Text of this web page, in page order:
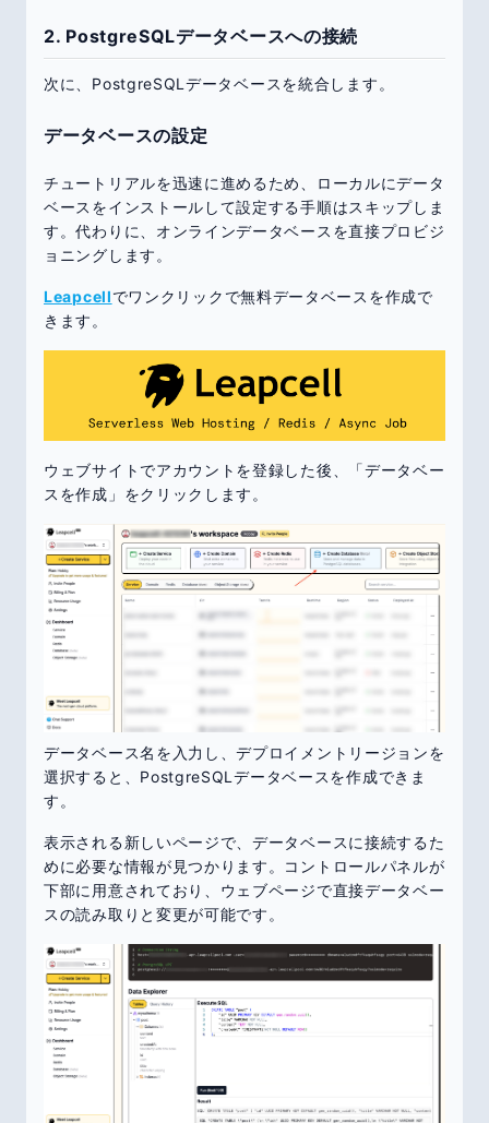
2. PostgreSQLデータベースへの接続
次に、PostgreSQLデータベースを統合します。
データベースの設定
チュートリアルを迅速に進めるため、ローカルにデータ
ベースをインストールして設定する手順はスキップしま
す。代わりに、オンラインデータベースを直接プロビジ
ョニングします。
Leapcellでワンクリックで無料データベースを作成で
きます。
ウェブサイトでアカウントを登録した後、「データベー
スを作成」をクリックします。
データベース名を入力し、デプロイメントリージョンを
選択すると、PostgreSQLデータベースを作成できま
す。
表示される新しいページで、データベースに接続するた
めに必要な情報が見つかります。コントロールパネルが
下部に用意されており、ウェブページで直接データベー
スの読み取りと変更が可能です。